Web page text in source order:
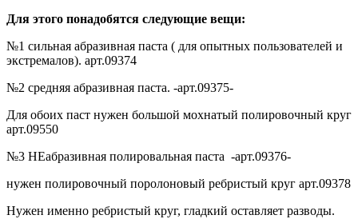
Для этого понадобятся следующие вещи:
№1 сильная абразивная паста ( для опытных пользователей и
экстремалов). арт.09374
№2 средняя абразивная паста. -арт.09375-
Для обоих паст нужен большой мохнатый полировочный круг
арт.09550
№3 НЕабразивная полировальная паста -арт.09376-
нужен полировочный поролоновый ребристый круг арт.09378
Нужен именно ребристый круг, гладкий оставляет разводы.